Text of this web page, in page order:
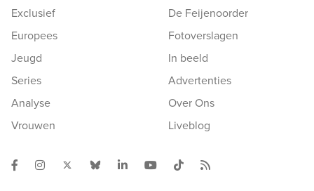
Exclusief
Europees
Jeugd
Series
Analyse
Vrouwen
De Feijenoorder
Fotoverslagen
In beeld
Advertenties
Over Ons
Liveblog